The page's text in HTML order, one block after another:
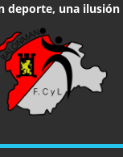
deporte, una ilusión